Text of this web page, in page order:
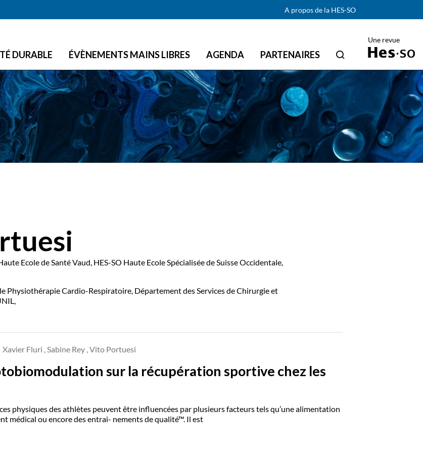
Skip to main content
A propos de la HES-SO
DURABLE ÉVÈNEMENTS MAINS LIBRES AGENDA PARTENAIRES
Une revue
Ecole de Santé Vaud, HES-SO Haute Ecole Spécialisée de Suisse Occidentale,
Physiothérapie Cardio-Respiratoire, Département des Services de Chirurgie et
Xavier Fluri , Sabine Rey , Vito Portuesi
sur la récupération sportive chez les
physiques des athlètes peuvent être influencées par plusieurs facteurs tels qu’une alimentation
médical ou encore des entrai- nements de qualité™. Il est